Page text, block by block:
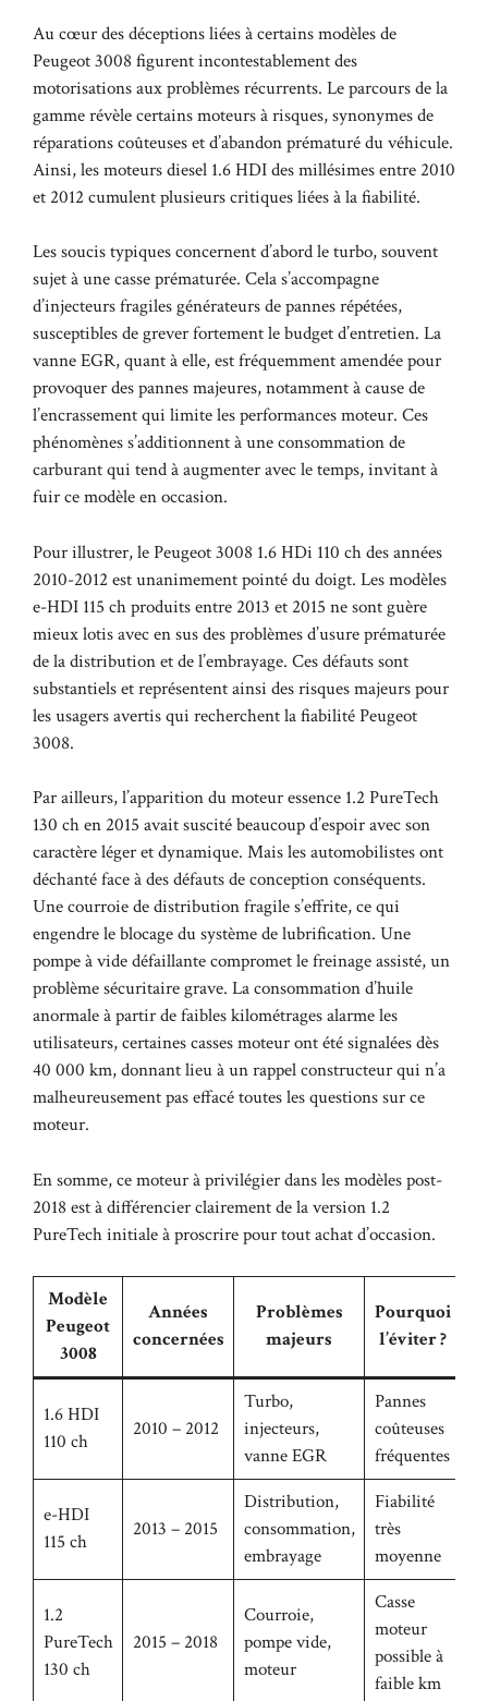
Au cœur des déceptions liées à certains modèles de
Peugeot 3008 figurent incontestablement des
motorisations aux problèmes récurrents. Le parcours de la
gamme révèle certains moteurs à risques, synonymes de
réparations coûteuses et d’abandon prématuré du véhicule.
Ainsi, les moteurs diesel 1.6 HDI des millésimes entre 2010
et 2012 cumulent plusieurs critiques liées à la fiabilité.
Les soucis typiques concernent d’abord le turbo, souvent
sujet à une casse prématurée. Cela s’accompagne
d’injecteurs fragiles générateurs de pannes répétées,
susceptibles de grever fortement le budget d’entretien. La
vanne EGR, quant à elle, est fréquemment amendée pour
provoquer des pannes majeures, notamment à cause de
l’encrassement qui limite les performances moteur. Ces
phénomènes s’additionnent à une consommation de
carburant qui tend à augmenter avec le temps, invitant à
fuir ce modèle en occasion.
Pour illustrer, le Peugeot 3008 1.6 HDi 110 ch des années
2010-2012 est unanimement pointé du doigt. Les modèles
e-HDI 115 ch produits entre 2013 et 2015 ne sont guère
mieux lotis avec en sus des problèmes d’usure prématurée
de la distribution et de l’embrayage. Ces défauts sont
substantiels et représentent ainsi des risques majeurs pour
les usagers avertis qui recherchent la fiabilité Peugeot
3008.
Par ailleurs, l’apparition du moteur essence 1.2 PureTech
130 ch en 2015 avait suscité beaucoup d’espoir avec son
caractère léger et dynamique. Mais les automobilistes ont
déchanté face à des défauts de conception conséquents.
Une courroie de distribution fragile s’effrite, ce qui
engendre le blocage du système de lubrification. Une
pompe à vide défaillante compromet le freinage assisté, un
problème sécuritaire grave. La consommation d’huile
anormale à partir de faibles kilométrages alarme les
utilisateurs, certaines casses moteur ont été signalées dès
40 000 km, donnant lieu à un rappel constructeur qui n’a
malheureusement pas effacé toutes les questions sur ce
moteur.
En somme, ce moteur à privilégier dans les modèles post-
2018 est à différencier clairement de la version 1.2
PureTech initiale à proscrire pour tout achat d’occasion.
Modèle
Peugeot
3008
Années
concernées
Problèmes
majeurs
Pourquoi
l’éviter ?
1.6 HDI
110 ch
2010 – 2012
Turbo,
injecteurs,
vanne EGR
Pannes
coûteuses
fréquentes
e-HDI
115 ch
2013 – 2015
Distribution,
consommation,
embrayage
Fiabilité
très
moyenne
1.2
PureTech
130 ch
2015 – 2018
Courroie,
pompe vide,
moteur
Casse
moteur
possible à
faible km